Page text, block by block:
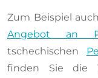
Zum Beispiel
Angebot an
tschechischen
finden Sie die